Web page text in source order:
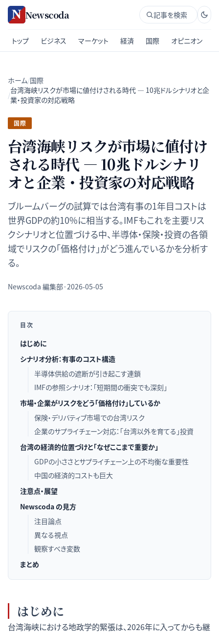
Newscoda 記事を検索
トップ ビジネス マーケット 経済 国際 オピニオン
ホーム/国際
/台湾海峡リスクが市場に値付けされる時代 — 10兆ドルシナリオと企
業・投資家の対応戦略
国際
台湾海峡リスクが市場に値付け
される時代 — 10兆ドルシナリ
オと企業・投資家の対応戦略
ブルームバーグの試算では台湾有事の1年目コストは
世界GDPの約10%に相当する。IMFもこれを主要リス
クシナリオと位置づける中、半導体・保険・投資の各領
域でリスクの「価格付け」がどう進んでいるかを分析す
る。
Newscoda 編集部·2026-05-05
目次
はじめに
シナリオ分析：有事のコスト構造
半導体供給の遮断が引き起こす連鎖
IMFの参照シナリオ：「短期間の衝突でも深刻」
市場・企業がリスクをどう「価格付け」しているか
保険・デリバティブ市場での台湾リスク
企業のサプライチェーン対応：「台湾以外を育てる」投資
台湾の経済的位置づけと「なぜここまで重要か」
GDPの小ささとサプライチェーン上の不均衡な重要性
中国の経済的コストも巨大
注意点・展望
Newscoda の見方
注目論点
異なる視点
観察すべき変数
まとめ
はじめに
台湾海峡における地政学的緊張は、2026年に入ってからも継